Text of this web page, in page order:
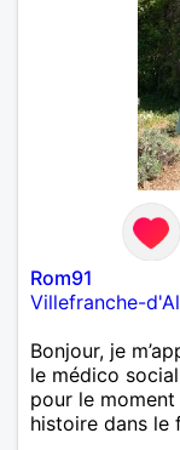
Rom91
Villefranche-
Bonjour, je
le médico
pour le moment
histoire dans le